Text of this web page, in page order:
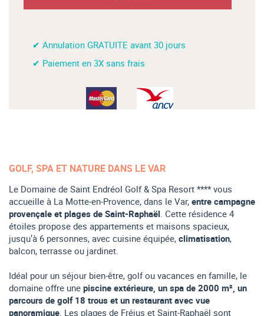
GOLF, SPA ET NATURE DANS LE VAR
Le Domaine de Saint Endréol Golf & Spa Resort **** vous
accueille à La Motte-en-Provence, dans le Var, entre campagne
provençale et plages de Saint-Raphaël. Cette résidence 4
étoiles propose des appartements et maisons spacieux,
jusqu’à 6 personnes, avec cuisine équipée, climatisation,
balcon, terrasse ou jardinet.
Idéal pour un séjour bien-être, golf ou vacances en famille, le
domaine offre une piscine extérieure, un spa de 2000 m², un
parcours de golf 18 trous et un restaurant avec vue
panoramique. Les plages de Fréjus et Saint-Raphaël sont
✔ Annulation GRATUITE avant 30 jours
✔ Paiement en 3X sans frais